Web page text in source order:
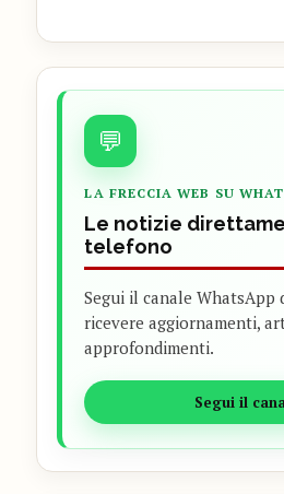
💬
LA FRECCIA WEB SU
Le notizie
telefono
Segui il canale WhatsApp
ricevere aggiornamenti,
approfondimenti.
Segui il